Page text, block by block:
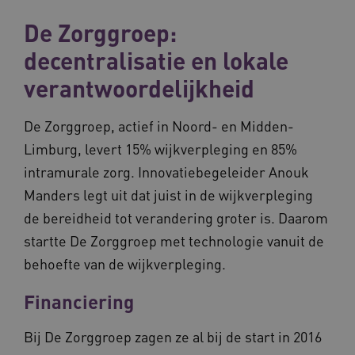
De Zorggroep:
decentralisatie en lokale
verantwoordelijkheid
De Zorggroep, actief in Noord- en Midden-
Limburg, levert 15% wijkverpleging en 85%
intramurale zorg. Innovatiebegeleider Anouk
Manders legt uit dat juist in de wijkverpleging
de bereidheid tot verandering groter is. Daarom
startte De Zorggroep met technologie vanuit de
behoefte van de wijkverpleging.
Financiering
Bij De Zorggroep zagen ze al bij de start in 2016